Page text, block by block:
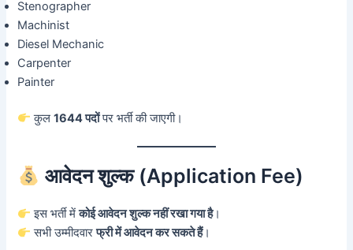
Stenographer
Machinist
Diesel Mechanic
Carpenter
Painter
कुल1644 पदोंपर भर्ती की जाएगी।
आवेदन शुल्क (Application Fee)
इस भर्ती मेंकोई आवेदन शुल्क नहीं रखा गया है।
सभी उम्मीदवारफ्री में आवेदन कर सकते हैं।